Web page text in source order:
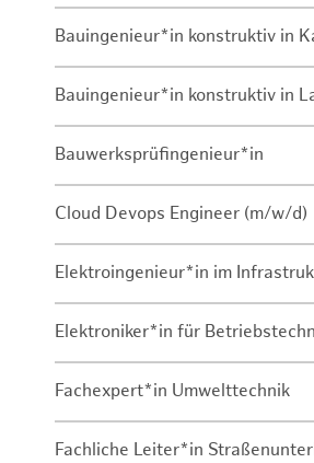
Bauingenieur*in konstruktiv in
Bauingenieur*in konstruktiv in
Bauwerksprüfingenieur*in
Cloud Devops Engineer (m/w/d)
Elektroingenieur*in im
Elektroniker*in für
Fachexpert*in Umwelttechnik
Fachliche Leiter*in